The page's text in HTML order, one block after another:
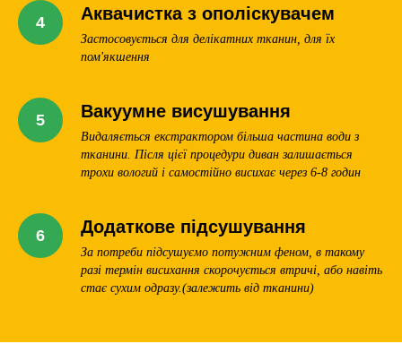
Аквачистка з ополіскувачем
Застосовується для делікатних тканин, для їх
пом'якшення
Вакуумне висушування
Видаляється екстрактором більша частина води з
тканини. Після цієї процедури диван залишається
трохи вологий і самостійно висихає через 6-8 годин
Додаткове підсушування
За потреби підсушуємо потужним феном, в такому
разі термін висихання скорочується втричі, або навіть
стає сухим одразу.(залежить від тканини)